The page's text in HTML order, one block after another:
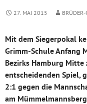
27. MAI 2015
Mit dem Siegerpokal
Grimm-Schule Anfang
Bezirks Hamburg
entscheidenden Spiel,
2:1 gegen die
am